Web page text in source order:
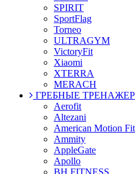
SPIRIT
SportFlag
Torneo
ULTRAGYM
VictoryFit
Xiaomi
XTERRA
MERACH
ГРЕБНЫЕ
Aerofit
Altezani
American Motion
Ammity
AppleGate
Apollo
BH FITNESS